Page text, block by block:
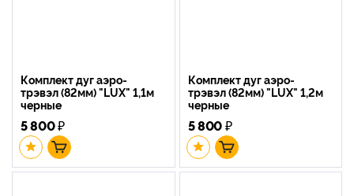
Комплект дуг аэро-
трэвэл (82мм) "LUX" 1,1м
черные
5 800₽
Комплект дуг аэро-
трэвэл (82мм) "LUX" 1,2м
черные
5 800₽